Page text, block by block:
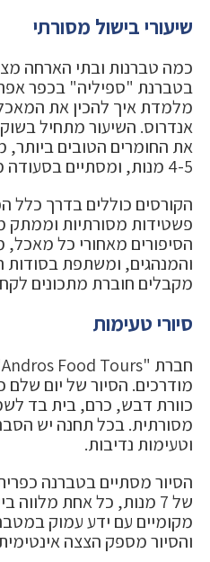
שיעורי בישול מסורתי
כמה טברנות ובתי הארחה
בטברנת "ספיליה" בכפר
מלמדת איך להכין את
אנדרוס. השיעור מתחיל
את החומרים הטובים
4-5 מנות, ומסתיים בסעודה משותפת.
הקורסים כוללים בדרך כלל
פשטידות מסורתיות וממתק
הסיפורים מאחורי כל
והמנהגים, ומשתפת
מקבלים חוברת מתכונים
סיורי טעימות
מודרכים. הסיור של יום שלם
כוורת דבש, כרם, בית בד
מסורתית. בכל תחנה יש
וטעימות נדיבות.
הסיור מסתיים בטברנה
של 7 מנות, כל אחת
מקומיים עם ידע עמוק
והסיור מספק הצצה